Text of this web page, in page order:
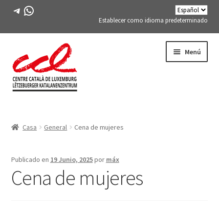
Telegrama
WhatsApp
Establecer como idioma predeterminado
la
navegación
al
contenido
Menú
ACTIVIDADES
CURSOS
MIEMBROS DE FES-TE
Casa General Cena de mujeres
Publicado en 19 Junio, 2025por máx
Cena de mujeres